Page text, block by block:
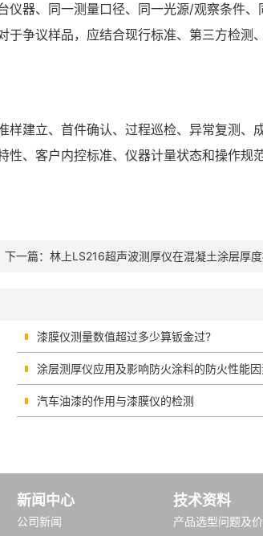
器、同一测量口径、同一光源/观察条件
争议样品，应结合现行标准、第三方检测
建立、首件确认、过程巡检、异常复测、
、客户内控标准、仪器计量状态和操作规
下一篇： 林上LS216超声波测厚仪在混凝土涂层厚
漆膜仪测量数值超过多少算钣金过?
涂层测厚仪应用及影响防火涂料的防火性能
汽车油漆的作用与漆膜仪的检测
新闻中心
公司新闻
技术资料
产品选型问题及